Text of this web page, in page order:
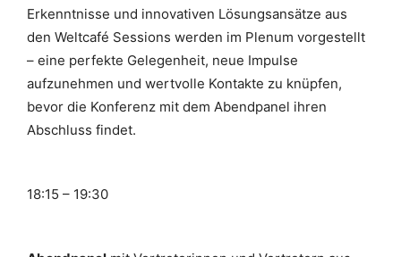
Erkenntnisse und innovativen Lösungsansätze aus
den Weltcafé Sessions werden im Plenum vorgestellt
– eine perfekte Gelegenheit, neue Impulse
aufzunehmen und wertvolle Kontakte zu knüpfen,
bevor die Konferenz mit dem Abendpanel ihren
Abschluss findet.
18:15 – 19:30